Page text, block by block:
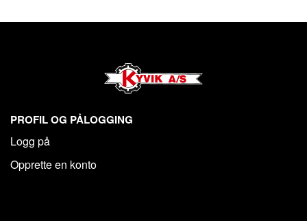
PROFIL OG PÅLOGGING
Logg på
Opprette en konto